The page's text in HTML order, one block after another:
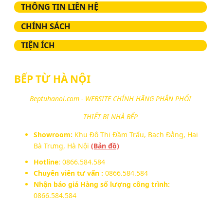
THÔNG TIN LIÊN HỆ
CHÍNH SÁCH
TIỆN ÍCH
BẾP TỪ HÀ NỘI
Beptuhanoi.com - WEBSITE CHÍNH HÃNG PHÂN PHỐI
THIẾT BỊ NHÀ BẾP
Showroom: Khu Đô Thị Đầm Trấu, Bạch Đằng, Hai
Bà Trưng, Hà Nội (Bản đồ)
Hotline: 0866.584.584
Chuyên viên tư vấn : 0866.584.584
Nhận báo giá Hàng số lượng công trình:
0866.584.584